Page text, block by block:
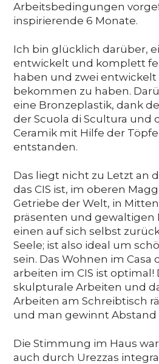
Arbeitsbedingungen
inspirierende 6 Monate.
Ich bin glücklich darüber,
entwickelt und komplett
haben und zwei
bekommen zu haben.
eine Bronzeplastik, dank
der Scuola di Scultura und
Ceramik mit Hilfe der
entstanden.
Das liegt nicht zu Letzt an
das CIS ist, im oberen
Getriebe der Welt, in
präsenten und gewaltigen
einen auf sich selbst
Seele; ist also ideal um
sein. Das Wohnen im Casa
arbeiten im CIS ist optimal!
skulpturale Arbeiten und
Arbeiten am Schreibtisch
und man gewinnt Abstand
Die Stimmung im Haus
auch durch Urezzas